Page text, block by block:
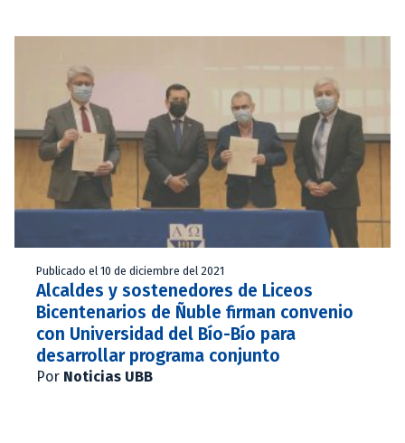
Publicado el 10 de diciembre del 2021
Alcaldes y sostenedores de Liceos
Bicentenarios de Ñuble firman convenio
con Universidad del Bío-Bío para
desarrollar programa conjunto
Por Noticias UBB